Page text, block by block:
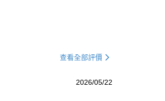
查看全部評價
2026/05/22